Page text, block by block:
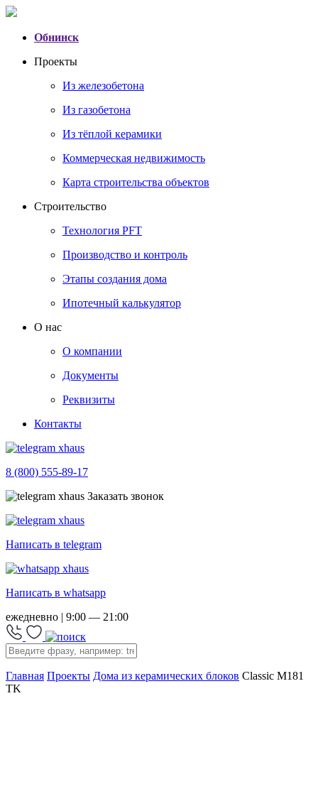
Обнинск
Проекты
Из железобетона
Из газобетона
Из тёплой керамики
Коммерческая недвижимость
Карта строительства объектов
Строительство
Технология PFT
Производство и контроль
Этапы создания дома
Ипотечный калькулятор
О нас
О компании
Документы
Реквизиты
Контакты
8 (800) 555-89-17
Заказать звонок
Написать в telegram
Написать в whatsapp
ежедневно | 9:00 — 21:00
Главная Проекты Дома из керамических блоков Classic M181
TK